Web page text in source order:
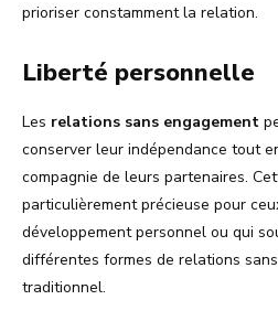
prioriser constamment la relation.
Liberté personnelle
Les relations sans engagement
conserver leur indépendance tout
compagnie de leurs partenaires.
particulièrement précieuse pour
développement personnel ou qui
différentes formes de relations
traditionnel.